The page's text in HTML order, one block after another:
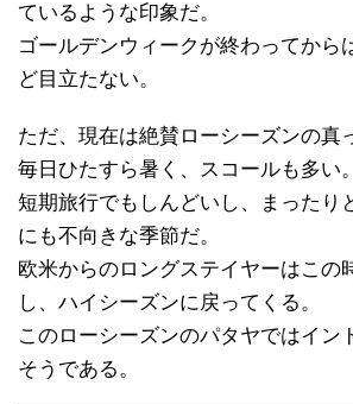
ているような印象だ。
ゴールデンウィークが終わってから
ど目立たない。
ただ、現在は絶賛ローシーズンの真
毎日ひたすら暑く、スコールも多い。
短期旅行でもしんどいし、まったり
にも不向きな季節だ。
欧米からのロングステイヤーはこの
し、ハイシーズンに戻ってくる。
このローシーズンのパタヤではイン
そうである。